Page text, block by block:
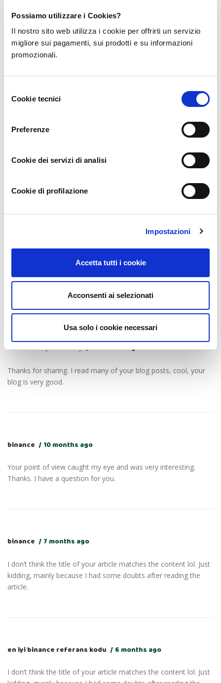
Possiamo utilizzare i Cookies?
Il nostro sito web utilizza i cookie per offrirti un servizio
migliore sui pagamenti, sui prodotti e su informazioni
promozionali.
delCookie tecnici
Preferenze
Cookie dei servizi di analisi
Cookie di profilazione
Impostazioni
Accetta tutti i cookie
Acconsenti ai selezionati
Usa solo i cookie necessari
binance atvērt kontu
“oppna binance-konto 11 months ago
Thanks!
für binance anmelden 11 months ago
Your point of view caught my eye and was very interesting.
Thanks. I have a question for you.
binance акаунтын жасау 10 months ago
Thanks for sharing. I read many of your blog posts, cool, your
blog is very good.
binance 10 months ago
Your point of view caught my eye and was very interesting.
Thanks. I have a question for you.
binance 7 months ago
I don’t think the title of your article matches the content lol. Just
kidding, mainly because I had some doubts after reading the
article.
en iyi binance referans kodu 6 months ago
I don’t think the title of your article matches the content lol. Just